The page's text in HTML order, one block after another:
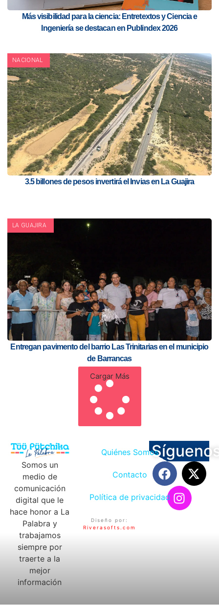
Más visibilidad para la ciencia: Entretextos y Ciencia e
Ingeniería se destacan en Publindex 2026
NACIONAL
3.5 billones de pesos invertirá el Invias en La Guajira
LA GUAJIRA
Entregan pavimento del barrio Las Trinitarias en el municipio
de Barrancas
Cargar Más
Somos un
medio de
comunicación
digital que le
hace honor a La
Palabra y
trabajamos
siempre por
traerte a la
mejor
información
Quiénes Somos
Contacto
Política de privacidad
Diseño por:
Riverasofts.com